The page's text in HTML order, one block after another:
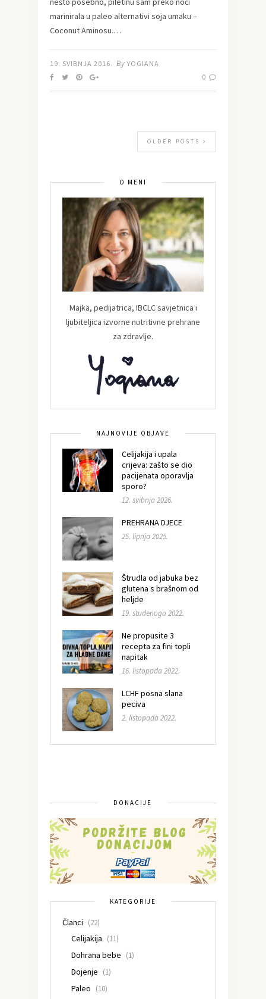
marinirala u paleo alternativi soja umaku –
Coconut Aminosu.…
19. SVIBNJA 2016. By YOGIANA
0
OLDER POSTS
O MENI
Majka, pedijatrica, IBCLC savjetnica i
ljubiteljica izvorne nutritivne prehrane
za zdravlje.
NAJNOVIJE OBJAVE
Celijakija i upala
crijeva: zašto se dio
pacijenata oporavlja
sporo?
12. svibnja 2026.
PREHRANA DJECE
25. lipnja 2025.
Štrudla od jabuka bez
glutena s brašnom od
heljde
19. studenoga 2022.
Ne propusite 3
recepta za fini topli
napitak
16. listopada 2022.
LCHF posna slana
peciva
2. listopada 2022.
DONACIJE
KATEGORIJE
Članci (22)
Celijakija (11)
Dohrana bebe (1)
Dojenje (1)
Paleo (10)